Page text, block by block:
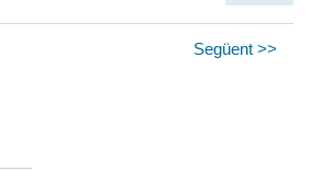
Següent >>